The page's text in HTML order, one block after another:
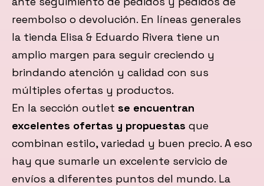
reembolso o devolución. En líneas generales
la tienda Elisa & Eduardo Rivera tiene un
amplio margen para seguir creciendo y
brindando atención y calidad con sus
múltiples ofertas y productos.
En la sección outlet se encuentran
excelentes ofertas y propuestas que
combinan estilo, variedad y buen precio. A eso
hay que sumarle un excelente servicio de
envíos a diferentes puntos del mundo. La